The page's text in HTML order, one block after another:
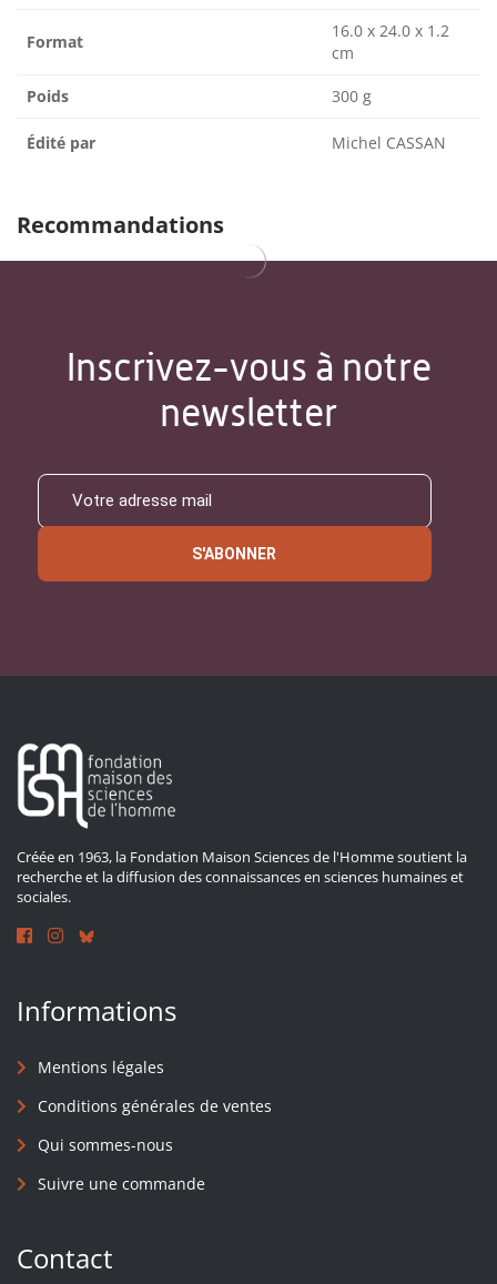
Format
16.0 x 24.0 x 1.2
cm
Poids 300 g
Édité par Michel CASSAN
Recommandations
Inscrivez-vous à notre
newsletter
S'ABONNER
Créée en 1963, la Fondation Maison Sciences de l'Homme soutient la
recherche et la diffusion des connaissances en sciences humaines et
sociales.
Informations
Mentions légales
Conditions générales de ventes
Qui sommes-nous
Suivre une commande
Contact